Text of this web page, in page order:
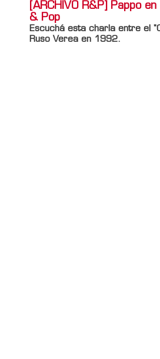
[ARCHIVO R&P] Pappo
& Pop
Escuchá esta charla entre el
Ruso Verea en 1992.